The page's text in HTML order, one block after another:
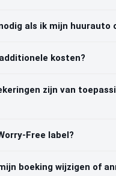
als ik mijn huurauto
kosten?
zijn van
Free label?
boeking wijzigen of